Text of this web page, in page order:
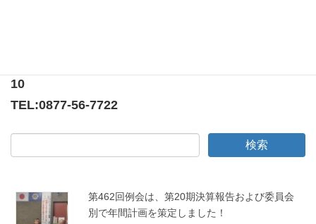
10
TEL:0877-56-7722
第462回例会は、第20期決算報告および委員会
別で年間計画を策定しました！